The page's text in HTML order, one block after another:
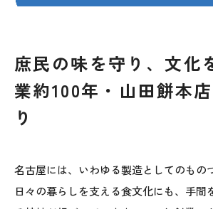
庶民の味を守り、文化
業約100年・山田餅本
り
名古屋には、いわゆる製造としてのもの
日々の暮らしを支える食文化にも、手間